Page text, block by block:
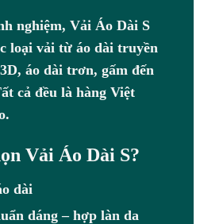
nghiệm, Vải Áo Dài S
loại vải từ áo dài truyền
áo dài trơn, gấm đến
cả đều là hàng Việt
Vải Áo Dài S?
dài
dáng – hợp làn da